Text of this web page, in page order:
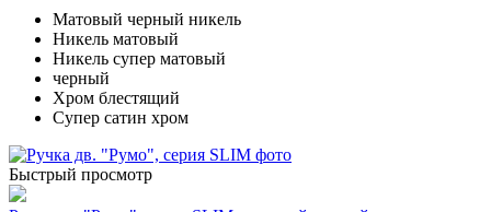
Матовый черный никель
Никель матовый
Никель супер матовый
черный
Хром блестящий
Супер сатин хром
Быстрый просмотр